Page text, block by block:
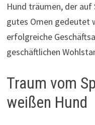
Hund träumen, der
gutes Omen gedeutet
erfolgreiche
geschäftlichen
Traum vom
weißen Hund